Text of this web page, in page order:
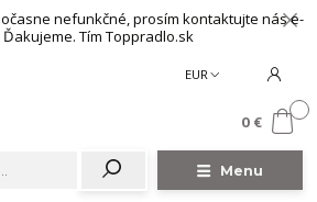
nefunkčné, prosím kontaktujte nás e-
Tím Toppradlo.sk
Menu
EUR
0 €